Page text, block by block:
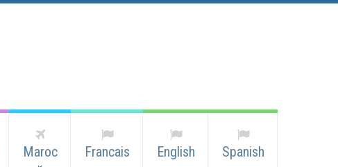
Maroc Francais English Spanish